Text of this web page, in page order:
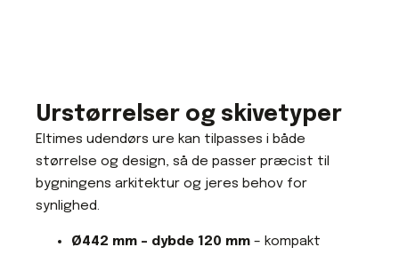
Urstørrelser og skivetyper
Eltimes udendørs ure kan tilpasses i både
størrelse og design, så de passer præcist til
bygningens arkitektur og jeres behov for
synlighed.
Ø442 mm – dybde 120 mm – kompakt